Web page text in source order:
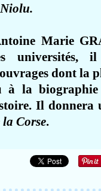
Marie
universités,
dont la
à la biographie
Il donnera
la Corse.